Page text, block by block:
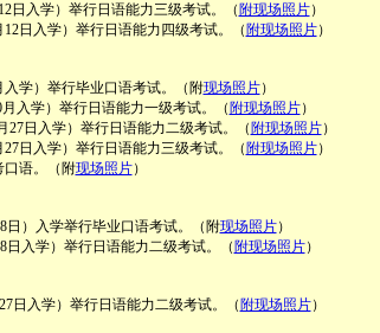
日入学）举行日语能力三级考试。（ 附现场照片）
12日入学）举行日语能力四级考试。（ 附现场照片）
入学）举行毕业口语考试。（附现场照片）
月入学）举行日语能力一级考试。（ 附现场照片）
27日入学）举行日语能力二级考试。（ 附现场照片）
27日入学）举行日语能力三级考试。（ 附现场照片）
口语。（附现场照片）
日）入学举行毕业口语考试。（附现场照片）
日入学）举行日语能力二级考试。（ 附现场照片）
日入学）举行日语能力二级考试。（ 附现场照片）